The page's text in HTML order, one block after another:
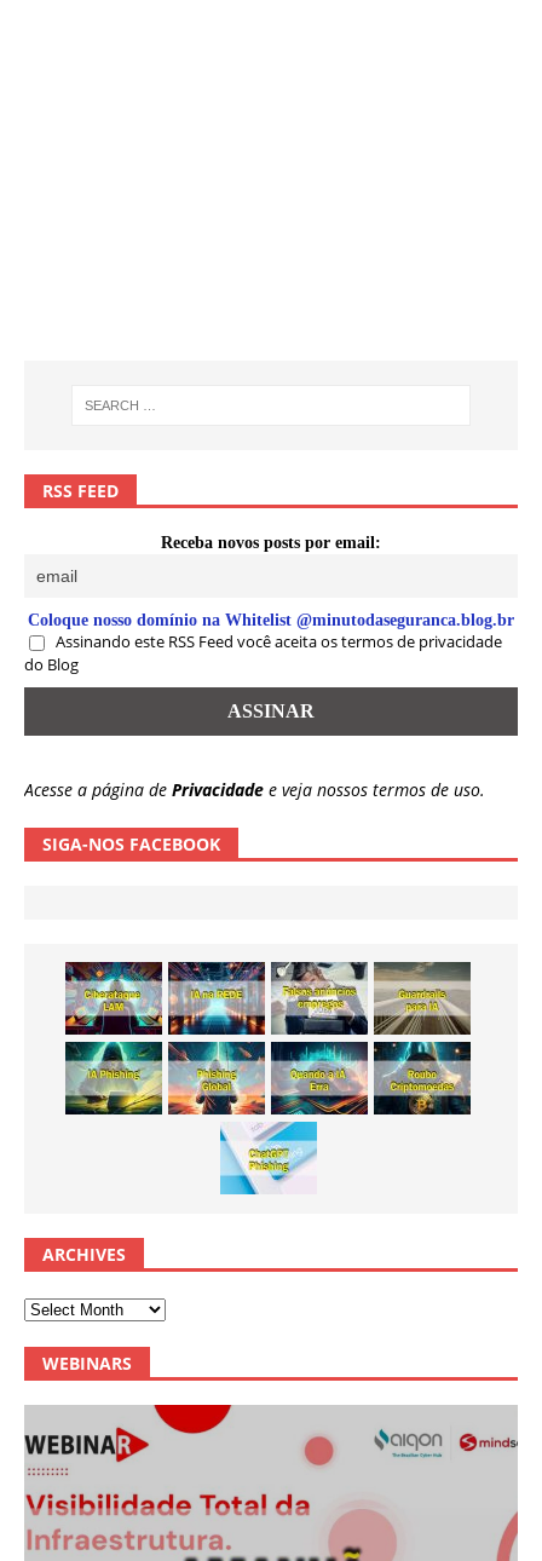
RSS FEED
Receba novos posts por email:
Coloque nosso domínio na Whitelist @minutodaseguranca.blog.br
Assinando este RSS Feed você aceita os termos de privacidade
do Blog
Acesse a página de Privacidade e veja nossos termos de uso.
SIGA-NOS FACEBOOK
ARCHIVES
WEBINARS